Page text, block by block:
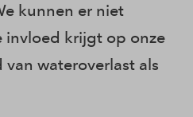
kunnen er niet
invloed krijgt op onze
wateroverlast als